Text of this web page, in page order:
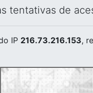
tentativas de
IP 216.73.216.153,